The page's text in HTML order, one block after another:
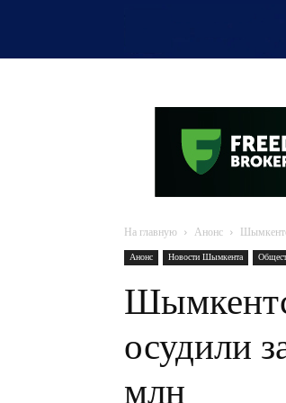
На главную Анонс
Анонс Новости Шымкента
осудили
млн